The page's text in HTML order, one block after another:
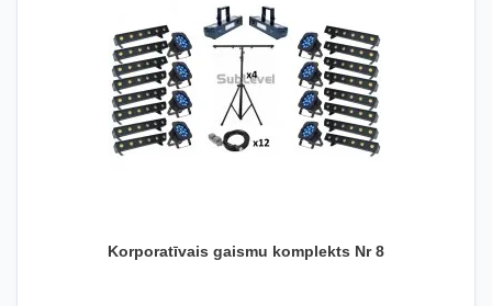
Korporatīvais gaismu komplekts Nr 8